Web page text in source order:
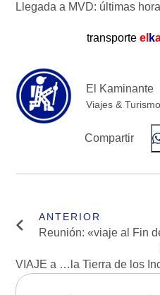
Llegada a MVD: últimas
transporte el k
El Kaminante
Viajes & Turismo
Compartir
Reunión: «viaje al Fin
VIAJE a …la Tierra de los